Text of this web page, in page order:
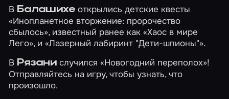
В Балашихе открылись детские квесты
«Инопланетное вторжение: пророчество
сбылось», известный ранее как «Хаос в мире
Лего», и«Лазерный лабиринт "Дети-шпионы"».
В Рязанислучился «Новогодний переполох»!
Отправляйтесь на игру, чтобы узнать, что
произошло.